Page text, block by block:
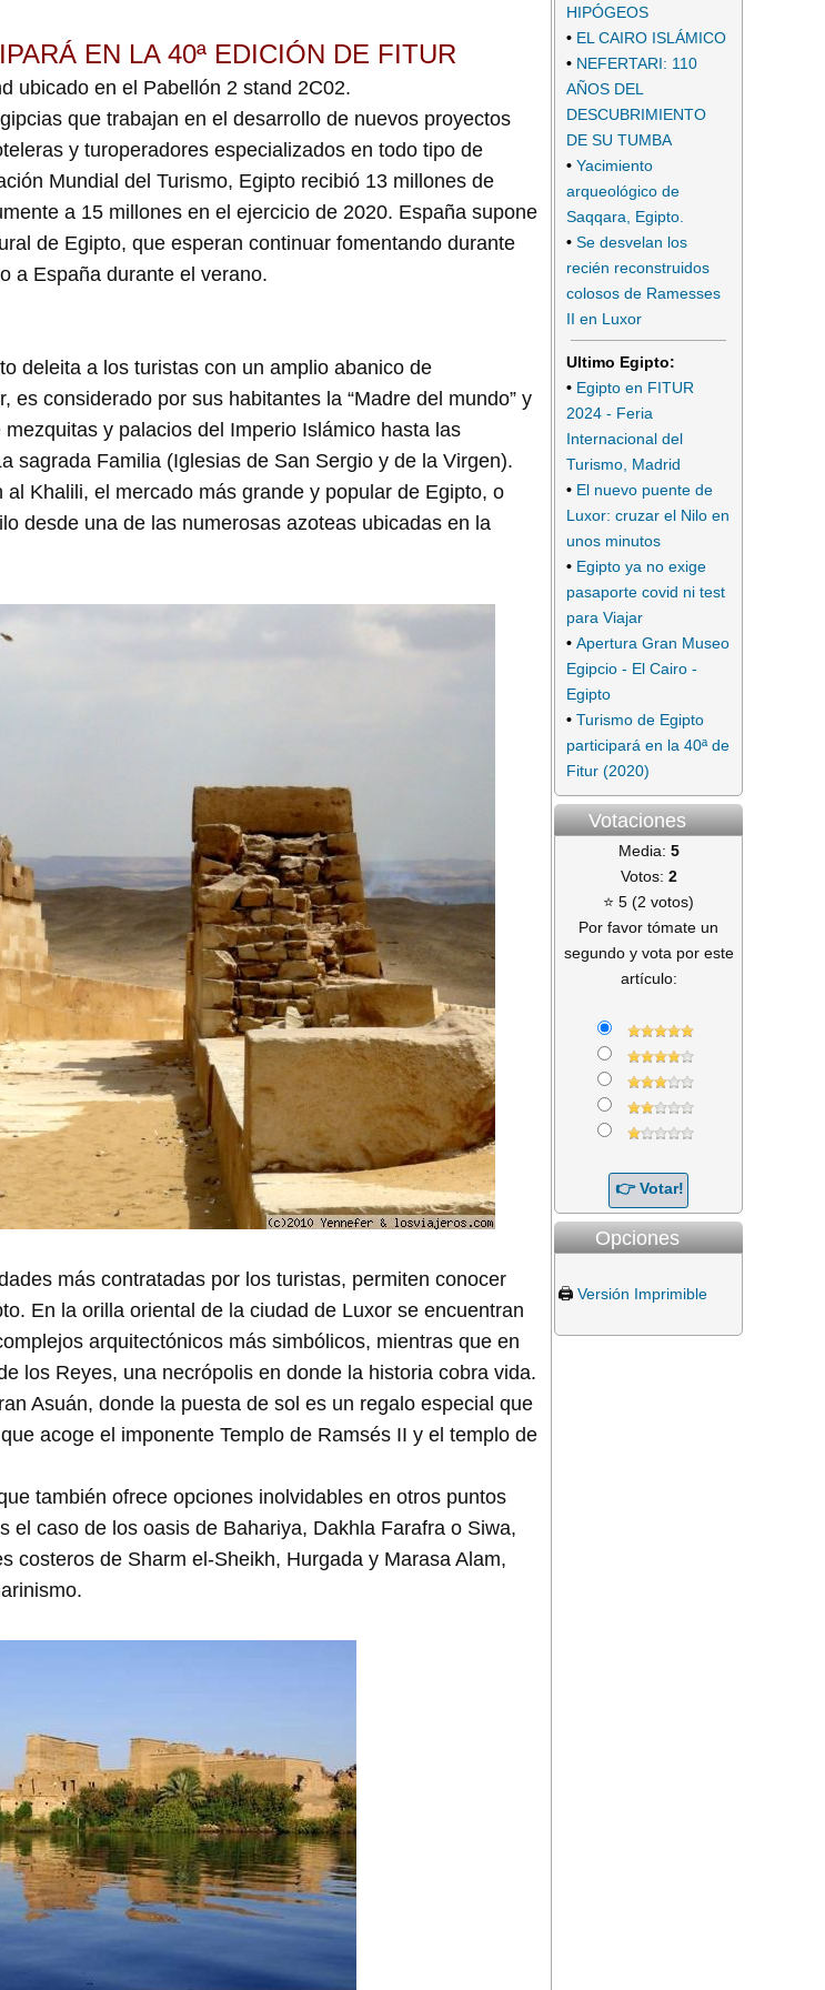
EN LA 40ª EDICIÓN DE FITUR
ubicado en el Pabellón 2 stand 2C02.
que trabajan en el desarrollo de nuevos proyectos
y turoperadores especializados en todo tipo de
Mundial del Turismo, Egipto recibió 13 millones de
a 15 millones en el ejercicio de 2020. España supone
de Egipto, que esperan continuar fomentando durante
a España durante el verano.
deleita a los turistas con un amplio abanico de
es considerado por sus habitantes la “Madre del mundo” y
y palacios del Imperio Islámico hasta las
sagrada Familia (Iglesias de San Sergio y de la Virgen).
Khalili, el mercado más grande y popular de Egipto, o
desde una de las numerosas azoteas ubicadas en la
más contratadas por los turistas, permiten conocer
En la orilla oriental de la ciudad de Luxor se encuentran
arquitectónicos más simbólicos, mientras que en
los Reyes, una necrópolis en donde la historia cobra vida.
Asuán, donde la puesta de sol es un regalo especial que
acoge el imponente Templo de Ramsés II y el templo de
también ofrece opciones inolvidables en otros puntos
el caso de los oasis de Bahariya, Dakhla Farafra o Siwa,
costeros de Sharm el-Sheikh, Hurgada y Marasa Alam,
HIPÓGEOS
• EL CAIRO ISLÁMICO
• NEFERTARI: 110
AÑOS DEL
DESCUBRIMIENTO
DE SU TUMBA
• Yacimiento
arqueológico de
Saqqara, Egipto.
• Se desvelan los
recién reconstruidos
colosos de Ramesses
II en Luxor
Ultimo Egipto:
• Egipto en FITUR
2024 - Feria
Internacional del
Turismo, Madrid
• El nuevo puente de
Luxor: cruzar el Nilo en
unos minutos
• Egipto ya no exige
pasaporte covid ni test
para Viajar
• Apertura Gran Museo
Egipcio - El Cairo -
Egipto
• Turismo de Egipto
participará en la 40ª de
Fitur (2020)
Votaciones
Media: 5
Votos: 2
⭐ 5 (2 votos)
Por favor tómate un
segundo y vota por este
artículo:
Opciones
🖨️ Versión Imprimible